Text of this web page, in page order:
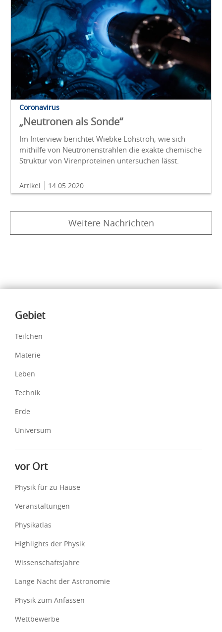
Coronavirus
„Neutronen als Sonde“
Im Interview berichtet Wiebke Lohstroh, wie sich
mithilfe von Neutronenstrahlen die exakte chemische
Struktur von Virenproteinen untersuchen lässt.
Artikel 14.05.2020
Weitere Nachrichten
Inhalte
Gebiet
Teilchen
Materie
Leben
Technik
Erde
Universum
vor Ort
Physik für zu Hause
Veranstaltungen
Physikatlas
Highlights der Physik
Wissenschaftsjahre
Lange Nacht der Astronomie
Physik zum Anfassen
Wettbewerbe